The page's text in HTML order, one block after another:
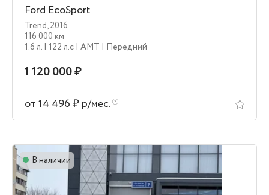
Ford EcoSport
Trend,2016
116 000 км
1.6 л. | 122 л.c | AMT | Передний
1 120 000 ₽
от 14 496 ₽ р/мес.
В наличии